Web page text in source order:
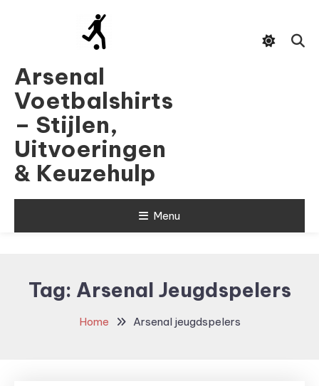
Arsenal
Voetbalshirts
– Stijlen,
Uitvoeringen
& Keuzehulp
Menu
Tag: Arsenal Jeugdspelers
Home Arsenal jeugdspelers